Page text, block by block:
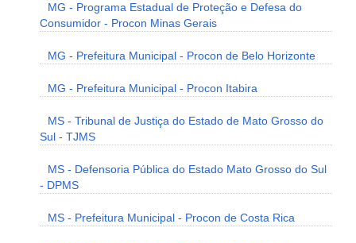
MG - Programa Estadual de Proteção e Defesa do
Consumidor - Procon Minas Gerais
MG - Prefeitura Municipal - Procon de Belo Horizonte
MG - Prefeitura Municipal - Procon Itabira
MS - Tribunal de Justiça do Estado de Mato Grosso do
Sul - TJMS
MS - Defensoria Pública do Estado Mato Grosso do Sul
- DPMS
MS - Prefeitura Municipal - Procon de Costa Rica